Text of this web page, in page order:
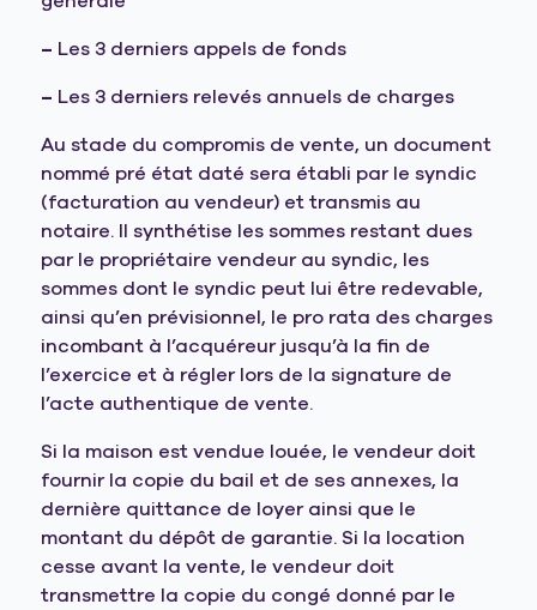
– Les 3 derniers appels de fonds
– Les 3 derniers relevés annuels de charges
Au stade du compromis de vente, un document
nommé pré état daté sera établi par le syndic
(facturation au vendeur) et transmis au
notaire. Il synthétise les sommes restant dues
par le propriétaire vendeur au syndic, les
sommes dont le syndic peut lui être redevable,
ainsi qu’en prévisionnel, le pro rata des charges
incombant à l’acquéreur jusqu’à la fin de
l’exercice et à régler lors de la signature de
l’acte authentique de vente.
Si la maison est vendue louée, le vendeur doit
fournir la copie du bail et de ses annexes, la
dernière quittance de loyer ainsi que le
montant du dépôt de garantie. Si la location
cesse avant la vente, le vendeur doit
transmettre la copie du congé donné par le